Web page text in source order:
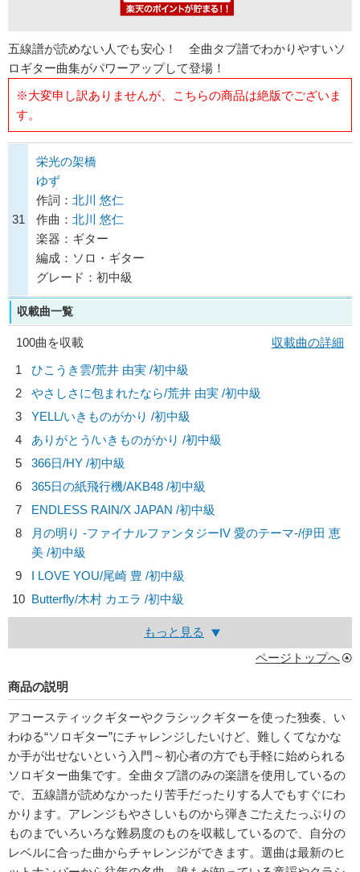
五線譜が読めない人でも安心！ 全曲タブ譜でわかりやすいソ
ロギター曲集がパワーアップして登場！
※大変申し訳ありませんが、こちらの商品は絶版でございま
す。
31
栄光の架橋
ゆず
作詞： 北川 悠仁
作曲： 北川 悠仁
楽器：ギター
編成：ソロ・ギター
グレード：初中級
収載曲一覧
100曲を収載
収載曲の詳細
1
ひこうき雲/荒井 由実 /初中級
2
やさしさに包まれたなら/荒井 由実 /初中級
3
YELL/いきものがかり /初中級
4
ありがとう/いきものがかり /初中級
5
366日/HY /初中級
6
365日の紙飛行機/AKB48 /初中級
7
ENDLESS RAIN/X JAPAN /初中級
8
月の明り -ファイナルファンタジーIV 愛のテーマ-/伊田 恵
美 /初中級
9
I LOVE YOU/尾崎 豊 /初中級
10 Butterfly/木村 カエラ /初中級
もっと見る
ページトップへ
商品の説明
アコースティックギターやクラシックギターを使った独奏、い
わゆる“ソロギター”にチャレンジしたいけど、難しくてなかな
か手が出せないという入門～初心者の方でも手軽に始められる
ソロギター曲集です。全曲タブ譜のみの楽譜を使用しているの
で、五線譜が読めなかったり苦手だったりする人でもすぐにわ
かります。アレンジもやさしいものから弾きごたえたっぷりの
ものまでいろいろな難易度のものを収載しているので、自分の
レベルに合った曲からチャレンジができます。選曲は最新のヒ